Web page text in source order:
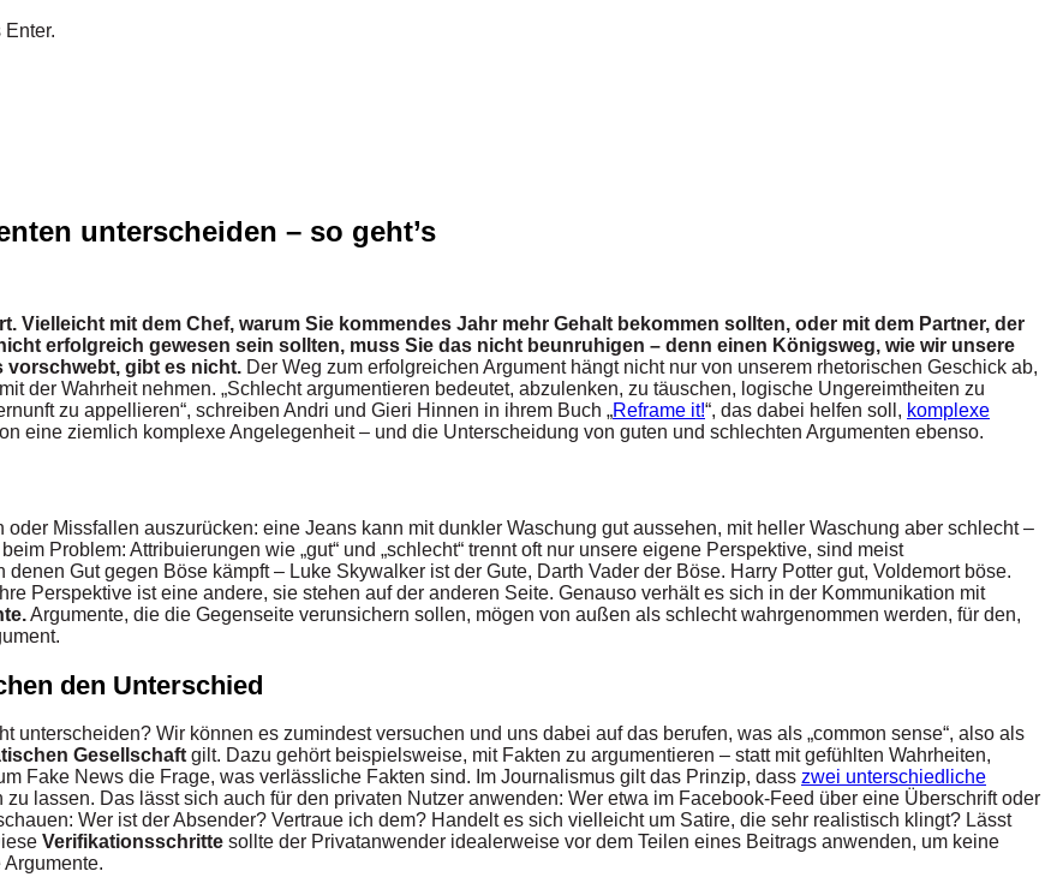
Enter.
unterscheiden – so geht’s
Vielleicht mit dem Chef, warum Sie kommendes Jahr mehr Gehalt bekommen sollten, oder mit dem Partner, der
erfolgreich gewesen sein sollten, muss Sie das nicht beunruhigen – denn einen Königsweg, wie wir unsere
vorschwebt, gibt es nicht. Der Weg zum erfolgreichen Argument hängt nicht nur von unserem rhetorischen Geschick ab,
der Wahrheit nehmen. „Schlecht argumentieren bedeutet, abzulenken, zu täuschen, logische Ungereimtheiten zu
zu appellieren“, schreiben Andri und Gieri Hinnen in ihrem Buch „Reframe it!“, das dabei helfen soll, komplexe
eine ziemlich komplexe Angelegenheit – und die Unterscheidung von guten und schlechten Argumenten ebenso.
Missfallen auszurücken: eine Jeans kann mit dunkler Waschung gut aussehen, mit heller Waschung aber schlecht –
Problem: Attribuierungen wie „gut“ und „schlecht“ trennt oft nur unsere eigene Perspektive, sind meist
Gut gegen Böse kämpft – Luke Skywalker ist der Gute, Darth Vader der Böse. Harry Potter gut, Voldemort böse.
Perspektive ist eine andere, sie stehen auf der anderen Seite. Genauso verhält es sich in der Kommunikation mit
Argumente, die die Gegenseite verunsichern sollen, mögen von außen als schlecht wahrgenommen werden, für den,
den Unterschied
Wir können es zumindest versuchen und uns dabei auf das berufen, was als „common sense“, also als
Gesellschaft gilt. Dazu gehört beispielsweise, mit Fakten zu argumentieren – statt mit gefühlten Wahrheiten,
Fake News die Frage, was verlässliche Fakten sind. Im Journalismus gilt das Prinzip, dass zwei unterschiedliche
lassen. Das lässt sich auch für den privaten Nutzer anwenden: Wer etwa im Facebook-Feed über eine Überschrift oder
Wer ist der Absender? Vertraue ich dem? Handelt es sich vielleicht um Satire, die sehr realistisch klingt? Lässt
Verifikationsschritte sollte der Privatanwender idealerweise vor dem Teilen eines Beitrags anwenden, um keine